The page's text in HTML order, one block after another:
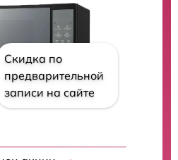
Скидка по
предварительной
записи на сайте